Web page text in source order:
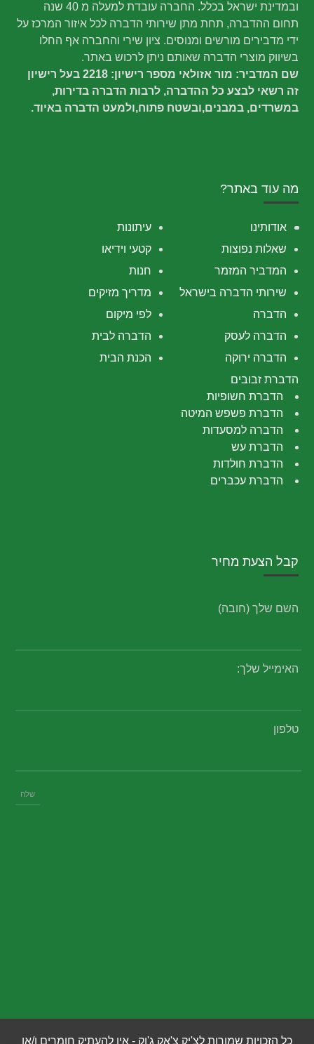
ובמדינת ישראל בכלל. החברה עובדת למעלה מ 40 שנה
תחום ההדברה, תחת מתן שירותי הדברה לכל איזור המרכז על
ידי מדבירים מורשים ומנוסים. ציון שירי והחברה אף החלו
בשיווק מוצרי הדברה שאותם ניתן לרכוש באתר.
שם המדביר: מור אזולאי מספר רישיון: 2218 בעל רישיון
זה רשאי לבצע כל ההדברה, לרבות הדברה בדירות,
במשרדים, במבנים,ובשטח פתוח,ולמעט הדברה באיוד.
מה עוד באתר?
עיתונות
אודותינו
קטעי וידיאו
שאלות נפוצות
חנות
המדביר המזמר
מדריך מזיקים
שירותי הדברה בישראל
לפי מיקום
הדברה
הדברה לבית
הדברה לעסק
הכנת הבית
הדברה ירוקה
הדברת זבובים
הדברת חשופיות
הדברת פשפש המיטה
הדברה למסעדות
הדברת עש
הדברת חולדות
הדברת עכברים
קבל הצעת מחיר
השם שלך (חובה)
האימייל שלך:
טלפון
כל הזכויות שמורות לצ'יק צ'אק ג'וק - אין להעתיק חומרים ו/או